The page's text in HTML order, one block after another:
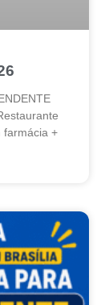
farmácia +